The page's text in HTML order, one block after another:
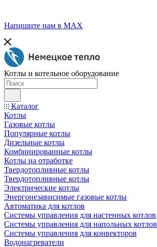
Напишите нам в МАХ
Котлы и котельное оборудование
Каталог
Котлы
Газовые котлы
Популярные котлы
Дизельные котлы
Комбинированные котлы
Котлы на отработке
Твердотопливные котлы
Твердотопливные котлы
Электрические котлы
Энергонезависимые газовые котлы
Автоматика для котлов
Системы управления для настенных котлов
Системы управления для напольных котлов
Системы управления для конвекторов
Водонагреватели